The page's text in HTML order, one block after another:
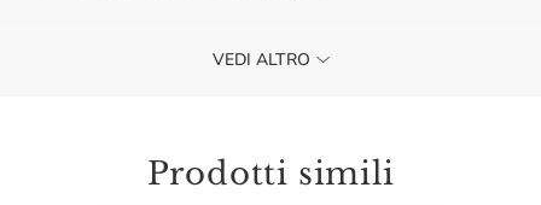
nostri panettieri: da non perdere!
VEDI ALTRO
Prodotti simili